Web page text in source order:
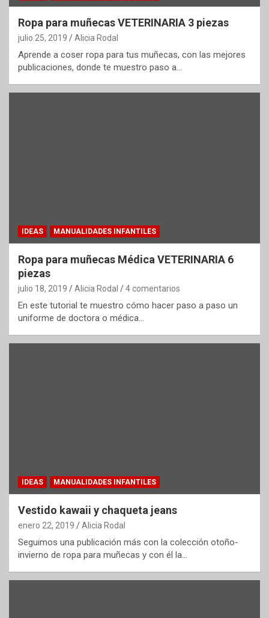
Ropa para muñecas VETERINARIA 3 piezas
julio 25, 2019 Alicia Rodal
Aprende a coser ropa para tus muñecas, con las mejores
publicaciones, donde te muestro paso a…
IDEAS MANUALIDADES INFANTILES
Ropa para muñecas Médica VETERINARIA 6
piezas
julio 18, 2019 Alicia Rodal 4 comentarios
En este tutorial te muestro cómo hacer paso a paso un
uniforme de doctora o médica…
IDEAS MANUALIDADES INFANTILES
Vestido kawaii y chaqueta jeans
enero 22, 2019 Alicia Rodal
Seguimos una publicación más con la colección otoño-
invierno de ropa para muñecas y con él la…